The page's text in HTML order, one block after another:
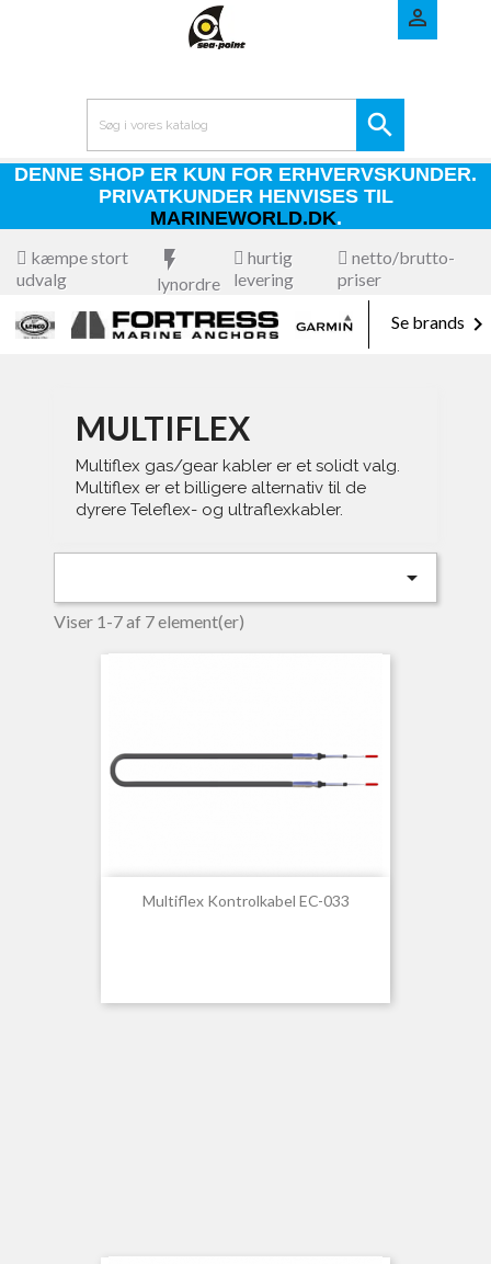


DENNE SHOP ER KUN FOR ERHVERVSKUNDER.
PRIVATKUNDER HENVISES TIL
MARINEWORLD.DK.
kæmpe stort
udvalg
flash_on
lynordre
hurtig
levering
netto/brutto-
priser
Se brands 
MULTIFLEX
Multiflex gas/gear kabler er et solidt valg.
Multiflex er et billigere alternativ til de
dyrere Teleflex- og ultraflexkabler.

Viser 1-7 af 7 element(er)
Multiflex Kontrolkabel EC-033